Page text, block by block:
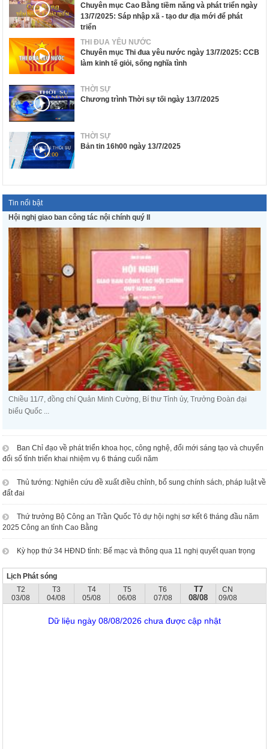
Chuyên mục Cao Bằng tiềm năng và phát triển ngày
13/7/2025: Sáp nhập xã - tạo dư địa mới để phát
triển
THI ĐUA YÊU NƯỚC
Chuyên mục Thi đua yêu nước ngày 13/7/2025: CCB
làm kinh tế giỏi, sống nghĩa tình
THỜI SỰ
Chương trình Thời sự tối ngày 13/7/2025
THỜI SỰ
Bản tin 16h00 ngày 13/7/2025
Tin nổi bật
Hội nghị giao ban công tác nội chính quý II
Chiều 11/7, đồng chí Quản Minh Cường, Bí thư Tỉnh ủy, Trưởng Đoàn đại
biểu Quốc ...
Ban Chỉ đạo về phát triển khoa học, công nghệ, đổi mới sáng tạo và chuyển
đổi số tỉnh triển khai nhiệm vụ 6 tháng cuối năm
Thủ tướng: Nghiên cứu đề xuất điều chỉnh, bổ sung chính sách, pháp luật về
đất đai
Thứ trưởng Bộ Công an Trần Quốc Tỏ dự hội nghị sơ kết 6 tháng đầu năm
2025 Công an tỉnh Cao Bằng
Kỳ họp thứ 34 HĐND tỉnh: Bế mạc và thông qua 11 nghị quyết quan trọng
Lịch Phát sóng
T2
03/08
T3
04/08
T4
05/08
T5
06/08
T6
07/08
T7
08/08
CN
09/08
Dữ liệu ngày 08/08/2026 chưa được cập nhật